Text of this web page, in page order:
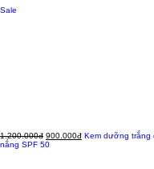
Sale
1.200.000đ 900.000đ Kem dưỡng trắng
nắng SPF 50